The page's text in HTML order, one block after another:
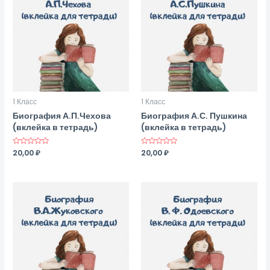
1 Класс
Биография А.П.Чехова
(вклейка в тетрадь)
Оценка
0
20,00₽
1 Класс
Биография А.С. Пушкина
(вклейка в тетрадь)
Оценка
0
20,00₽